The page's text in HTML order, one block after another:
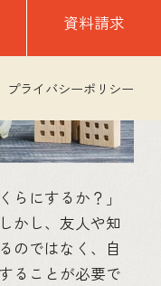
資料請求
プライバシーポリシー
らにするか？」
かし、友人や知
のではなく、自
ることが必要で